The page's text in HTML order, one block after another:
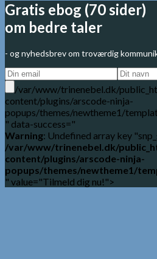
Gratis ebog (70 sider)
om bedre taler
- og nyhedsbrev om troværdig
/var/www/trinenebel.dk/
content/plugins/arscode-ninja-
popups/themes/newtheme1/
" data-success="
Warning: Undefined array key
/var/www/trinenebel.dk/
content/plugins/arscode-ninja-
popups/themes/newtheme1/
" value="Tilmeld dig nu!">